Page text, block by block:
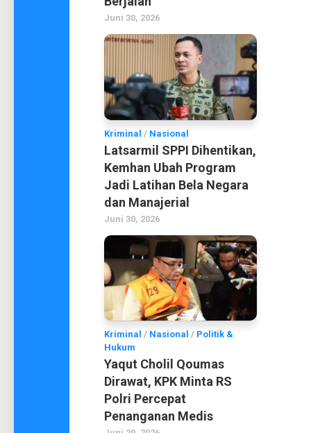
Juni 30, 2026
Kriminal / Nasional
Latsarmil SPPI Dihentikan,
Kemhan Ubah Program
Jadi Latihan Bela Negara
dan Manajerial
Juni 30, 2026
Kriminal / Nasional / Politik &
Hukum
Yaqut Cholil Qoumas
Dirawat, KPK Minta RS
Polri Percepat
Penanganan Medis